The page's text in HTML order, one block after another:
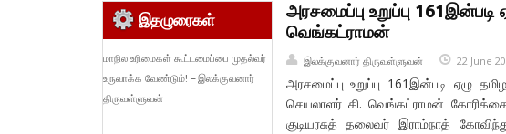
அரசமைப்பு உறுப்பு
வெங்கட்ராமன்
இலக்குவனார் திருவள்ளுவன் 22 June
அரசமைப்பு உறுப்பு 161இன்படி ஏழு
செயலாளர் கி. வெங்கட்ராமன்
குடியரசுத் தலைவர் இராம்நாத்
இதழுரைகள்
மாநில உரிமைகள் கூட்டமைப்பை முதல்வர்
உருவாக்க வேண்டும்! – இலக்குவனார்
திருவள்ளுவன்